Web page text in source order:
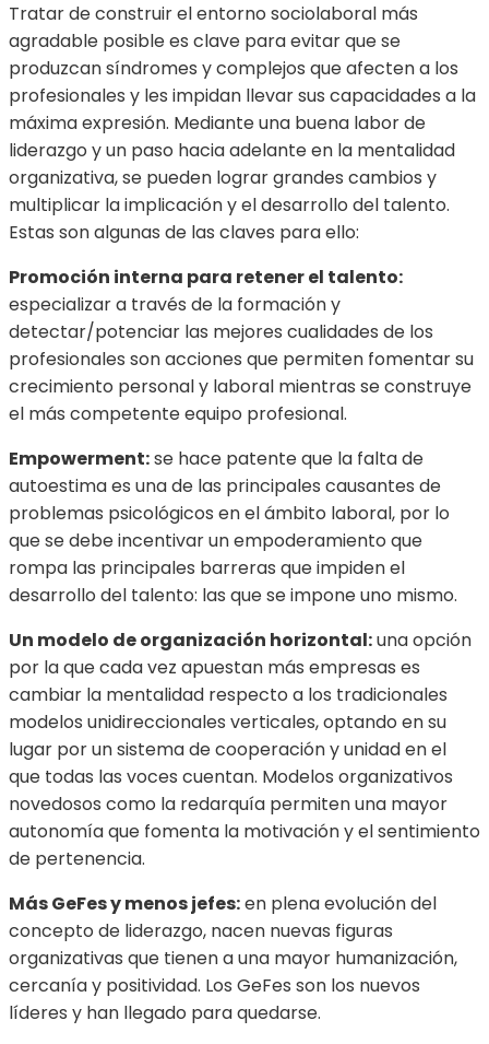
Tratar de construir el entorno sociolaboral más
agradable posible es clave para evitar que se
produzcan síndromes y complejos que afecten a los
profesionales y les impidan llevar sus capacidades a la
máxima expresión. Mediante una buena labor de
liderazgo y un paso hacia adelante en la mentalidad
organizativa, se pueden lograr grandes cambios y
multiplicar la implicación y el desarrollo del talento.
Estas son algunas de las claves para ello:
Promoción interna para retener el talento:
especializar a través de la formación y
detectar/potenciar las mejores cualidades de los
profesionales son acciones que permiten fomentar su
crecimiento personal y laboral mientras se construye
el más competente equipo profesional.
Empowerment:se hace patente que la falta de
autoestima es una de las principales causantes de
problemas psicológicos en el ámbito laboral, por lo
que se debe incentivar un empoderamiento que
rompa las principales barreras que impiden el
desarrollo del talento: las que se impone uno mismo.
Un modelo de organización horizontal:una opción
por la que cada vez apuestan más empresas es
cambiar la mentalidad respecto a los tradicionales
modelos unidireccionales verticales, optando en su
lugar por un sistema de cooperación y unidad en el
que todas las voces cuentan. Modelos organizativos
novedosos como la redarquía permiten una mayor
autonomía que fomenta la motivación y el sentimiento
de pertenencia.
Más GeFes y menos jefes:en plena evolución del
concepto de liderazgo, nacen nuevas figuras
organizativas que tienen a una mayor humanización,
cercanía y positividad. Los GeFes son los nuevos
líderes y han llegado para quedarse.